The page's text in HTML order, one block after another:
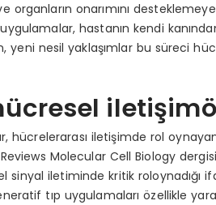
organların onarımını
hastanın kendi
yeni nesil yaklaşımlar bu süreci
hücrelerarası iletişimde rol
Molecular Cell Biology
sinyal iletiminde kritik roloynadığı
tıp uygulamaları özellikle